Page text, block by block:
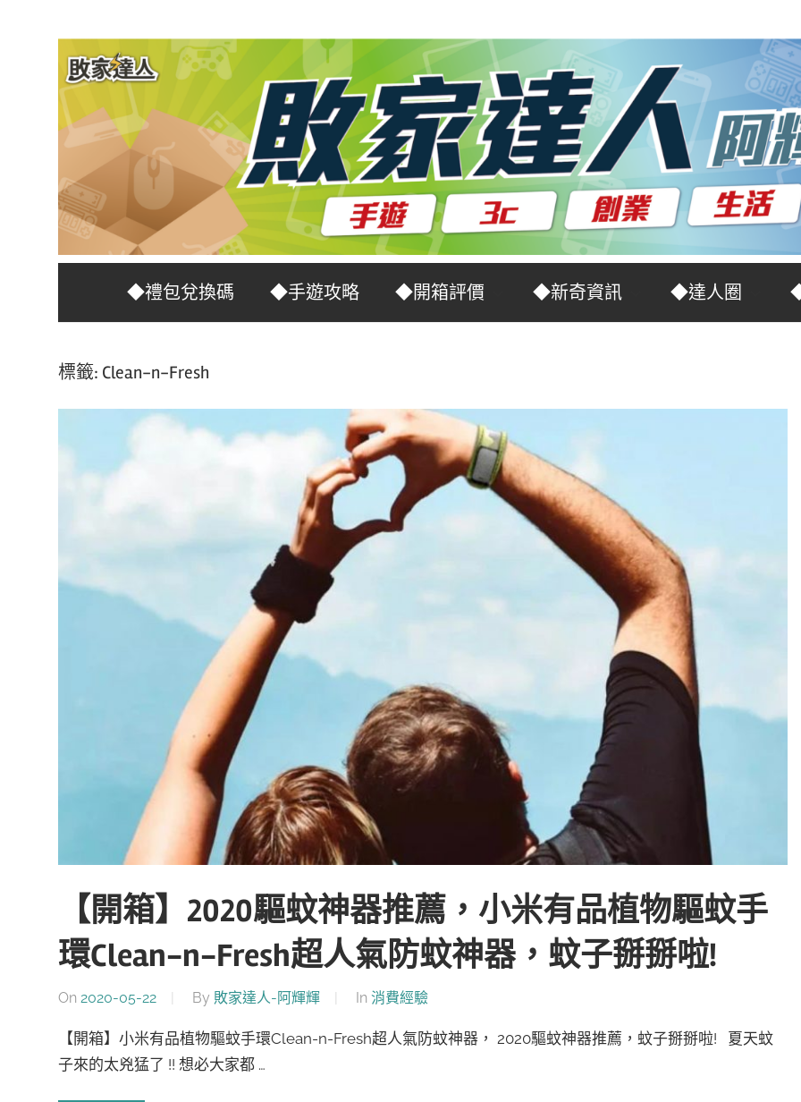
家
達
人
推
薦
No.1
戲
科
◆禮包兌換碼 ◆手遊攻略 ◆開箱評價 ◆新奇資訊 ◆達人圈
標籤: Clean-n-Fresh
【開箱】2020驅蚊神器推薦，小米有品植物驅蚊手
環Clean-n-Fresh超人氣防蚊神器，蚊子掰掰啦!
On 2020-05-22 By 敗家達人-阿輝輝 In 消費經驗
【開箱】小米有品植物驅蚊手環Clean-n-Fresh超人氣防蚊神器， 2020驅蚊神器推薦，蚊子掰掰啦! 夏天蚊
子來的太兇猛了 !! 想必大家都 …